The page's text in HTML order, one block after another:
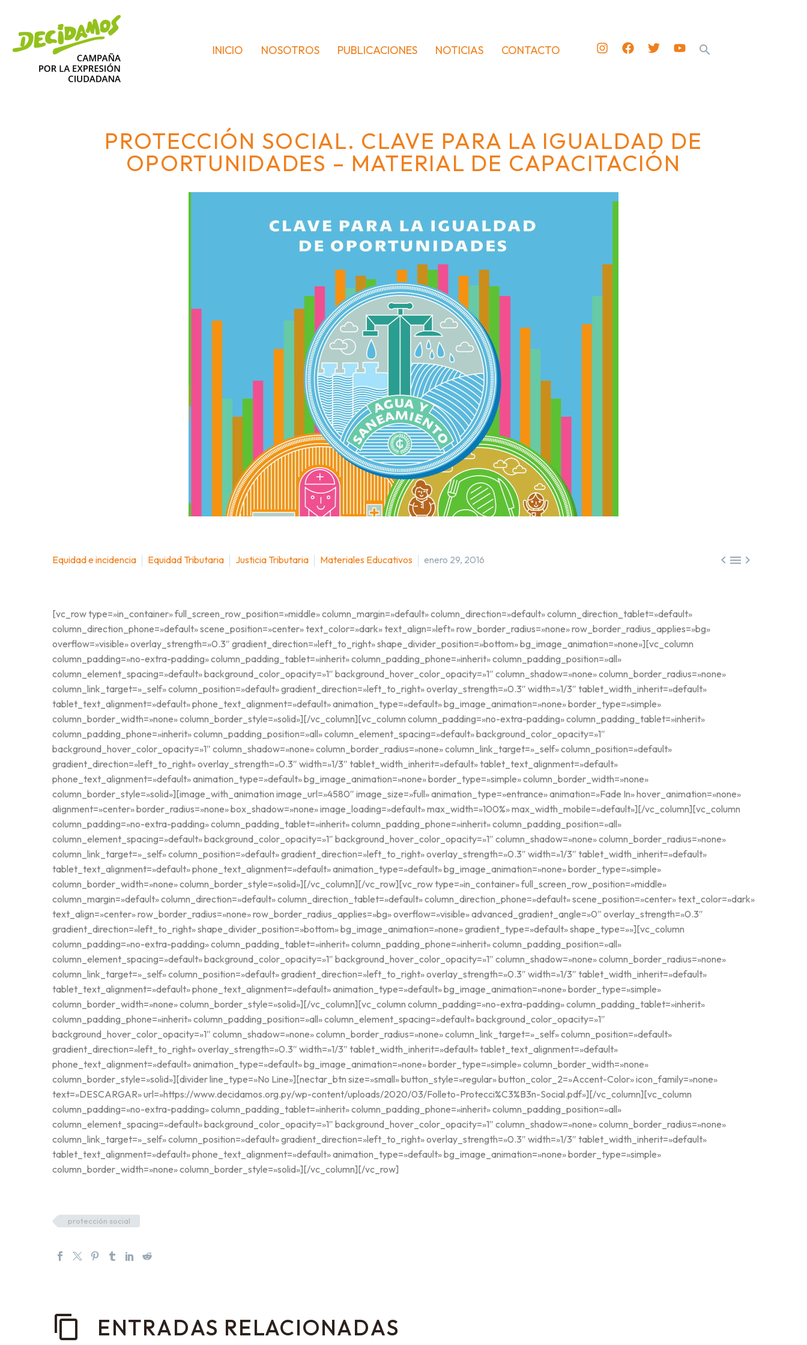
INICIO NOSOTROS PUBLICACIONES NOTICIAS CONTACTO
PROTECCIÓN SOCIAL. CLAVE PARA LA IGUALDAD DE
OPORTUNIDADES – MATERIAL DE CAPACITACIÓN

Equidad e incidencia Equidad Tributaria Justicia Tributaria Materiales Educativos enero 29, 2016
[vc_row type=»in_container» full_screen_row_position=»middle» column_margin=»default» column_direction=»default» column_direction_tablet=»default»
column_direction_phone=»default» scene_position=»center» text_color=»dark» text_align=»left» row_border_radius=»none» row_border_radius_applies=»bg»
overflow=»visible» overlay_strength=»0.3″ gradient_direction=»left_to_right» shape_divider_position=»bottom» bg_image_animation=»none»][vc_column
column_padding=»no-extra-padding» column_padding_tablet=»inherit» column_padding_phone=»inherit» column_padding_position=»all»
column_element_spacing=»default» background_color_opacity=»1″ background_hover_color_opacity=»1″ column_shadow=»none» column_border_radius=»none»
column_link_target=»_self» column_position=»default» gradient_direction=»left_to_right» overlay_strength=»0.3″ width=»1/3″ tablet_width_inherit=»default»
tablet_text_alignment=»default» phone_text_alignment=»default» animation_type=»default» bg_image_animation=»none» border_type=»simple»
column_border_width=»none» column_border_style=»solid»][/vc_column][vc_column column_padding=»no-extra-padding» column_padding_tablet=»inherit»
column_padding_phone=»inherit» column_padding_position=»all» column_element_spacing=»default» background_color_opacity=»1″
background_hover_color_opacity=»1″ column_shadow=»none» column_border_radius=»none» column_link_target=»_self» column_position=»default»
gradient_direction=»left_to_right» overlay_strength=»0.3″ width=»1/3″ tablet_width_inherit=»default» tablet_text_alignment=»default»
phone_text_alignment=»default» animation_type=»default» bg_image_animation=»none» border_type=»simple» column_border_width=»none»
column_border_style=»solid»][image_with_animation image_url=»4580″ image_size=»full» animation_type=»entrance» animation=»Fade In» hover_animation=»none»
alignment=»center» border_radius=»none» box_shadow=»none» image_loading=»default» max_width=»100%» max_width_mobile=»default»][/vc_column][vc_column
column_padding=»no-extra-padding» column_padding_tablet=»inherit» column_padding_phone=»inherit» column_padding_position=»all»
column_element_spacing=»default» background_color_opacity=»1″ background_hover_color_opacity=»1″ column_shadow=»none» column_border_radius=»none»
column_link_target=»_self» column_position=»default» gradient_direction=»left_to_right» overlay_strength=»0.3″ width=»1/3″ tablet_width_inherit=»default»
tablet_text_alignment=»default» phone_text_alignment=»default» animation_type=»default» bg_image_animation=»none» border_type=»simple»
column_border_width=»none» column_border_style=»solid»][/vc_column][/vc_row][vc_row type=»in_container» full_screen_row_position=»middle»
column_margin=»default» column_direction=»default» column_direction_tablet=»default» column_direction_phone=»default» scene_position=»center» text_color=»dark»
text_align=»center» row_border_radius=»none» row_border_radius_applies=»bg» overflow=»visible» advanced_gradient_angle=»0″ overlay_strength=»0.3″
gradient_direction=»left_to_right» shape_divider_position=»bottom» bg_image_animation=»none» gradient_type=»default» shape_type=»»][vc_column
column_padding=»no-extra-padding» column_padding_tablet=»inherit» column_padding_phone=»inherit» column_padding_position=»all»
column_element_spacing=»default» background_color_opacity=»1″ background_hover_color_opacity=»1″ column_shadow=»none» column_border_radius=»none»
column_link_target=»_self» column_position=»default» gradient_direction=»left_to_right» overlay_strength=»0.3″ width=»1/3″ tablet_width_inherit=»default»
tablet_text_alignment=»default» phone_text_alignment=»default» animation_type=»default» bg_image_animation=»none» border_type=»simple»
column_border_width=»none» column_border_style=»solid»][/vc_column][vc_column column_padding=»no-extra-padding» column_padding_tablet=»inherit»
column_padding_phone=»inherit» column_padding_position=»all» column_element_spacing=»default» background_color_opacity=»1″
background_hover_color_opacity=»1″ column_shadow=»none» column_border_radius=»none» column_link_target=»_self» column_position=»default»
gradient_direction=»left_to_right» overlay_strength=»0.3″ width=»1/3″ tablet_width_inherit=»default» tablet_text_alignment=»default»
phone_text_alignment=»default» animation_type=»default» bg_image_animation=»none» border_type=»simple» column_border_width=»none»
column_border_style=»solid»][divider line_type=»No Line»][nectar_btn size=»small» button_style=»regular» button_color_2=»Accent-Color» icon_family=»none»
text=»DESCARGAR» url=»https://www.decidamos.org.py/wp-content/uploads/2020/03/Folleto-Protecci%C3%B3n-Social.pdf»][/vc_column][vc_column
column_padding=»no-extra-padding» column_padding_tablet=»inherit» column_padding_phone=»inherit» column_padding_position=»all»
column_element_spacing=»default» background_color_opacity=»1″ background_hover_color_opacity=»1″ column_shadow=»none» column_border_radius=»none»
column_link_target=»_self» column_position=»default» gradient_direction=»left_to_right» overlay_strength=»0.3″ width=»1/3″ tablet_width_inherit=»default»
tablet_text_alignment=»default» phone_text_alignment=»default» animation_type=»default» bg_image_animation=»none» border_type=»simple»
column_border_width=»none» column_border_style=»solid»][/vc_column][/vc_row]
protección social
ENTRADAS RELACIONADAS